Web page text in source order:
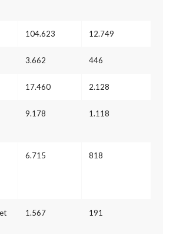
104.623 12.749
3.662 446
17.460 2.128
9.178 1.118
6.715 818
1.567 191